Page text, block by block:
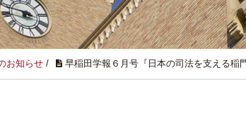
お知らせ / 早稲田学報６月号『日本の司法を支える稲